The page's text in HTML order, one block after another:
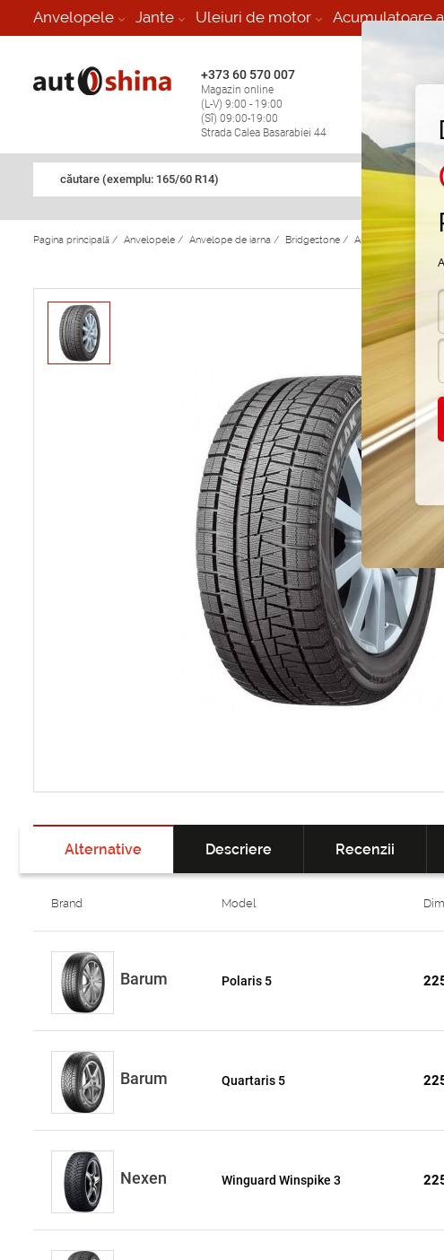
Anvelopele Jante Uleiuri de motor Acumulatoare
+373 60 570 007
Magazin online
(L-V) 9:00 - 19:00
(Sî) 09:00-19:00
Strada Calea Basarabiei 44
Vulcanizare
căutare (exemplu: 165/60 R14)
Pagina principală / Anvelopele / Anvelope de iarna / Bridgestone / Anvelope de iarna
Alternative Descriere Recenzii
Brand Model
Barum Polaris 5
Barum Quartaris 5
Nexen Winguard Winspike 3